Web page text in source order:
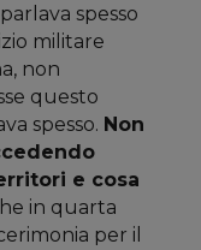
spesso
militare
non
questo
spesso. Non
e cosa
in quarta
per il